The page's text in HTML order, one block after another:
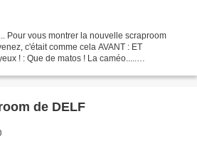
Pour vous montrer la nouvelle scraproom
c'était comme cela AVANT : ET
! : Que de matos ! La caméo.....
de DELF